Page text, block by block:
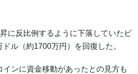
に反比例するように下落していたビ
ル（約1700万円）を回復した。
ンに資金移動があったとの見方も